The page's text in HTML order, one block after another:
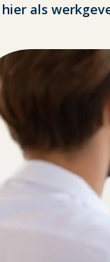
hier als